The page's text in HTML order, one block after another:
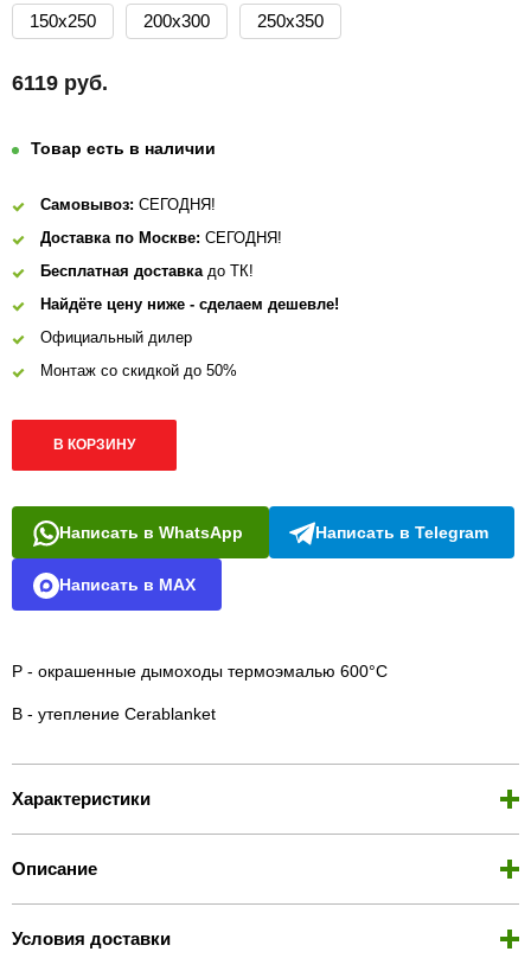
150х250 200х300 250х350
6119 руб.
Товар есть в наличии
Самовывоз: СЕГОДНЯ!
Доставка по Москве: СЕГОДНЯ!
Бесплатная доставкадо ТК!
Найдёте цену ниже - сделаем дешевле!
Официальный дилер
Монтаж со скидкой до 50%
В КОРЗИНУ
Написать в WhatsApp Написать в Telegram
Написать в MAX
Р - окрашенные дымоходы термоэмалью 600°С
B - утепление Cerablanket
Характеристики
Описание
Условия доставки